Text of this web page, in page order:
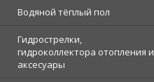
Водяной тёплый пол
Гидрострелки,
гидроколлектора отопления и
аксесуары